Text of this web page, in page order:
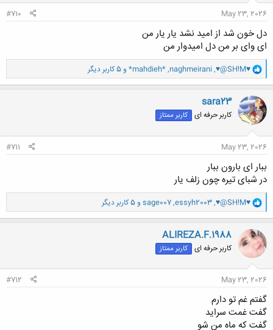
May 23, 2026
#710
دل خون شد از امید نشد یار یار من
ای وای بر من دل امیدوار من
و
ا
ک
ن
ش
ه
ا
♥@SH!M♥
,
naghmeirani
,
*mahdieh* و 5 کاربر دیگر
sara23
کاربر حرفه ای کاربر ممتاز
May 23, 2026
#711
ببار ای بارون ببار
در شبای تیره چون زلف یار
و
ا
ک
ن
ش
ه
ا
♥@SH!M♥
,
essyh2003
,
sage007 و 5 کاربر دیگر
ALIREZA.F.1988
کاربر حرفه ای کاربر ممتاز
May 23, 2026
#712
گفتم غم تو دارم
گفت غمت سراید
گفت که ماه من شو